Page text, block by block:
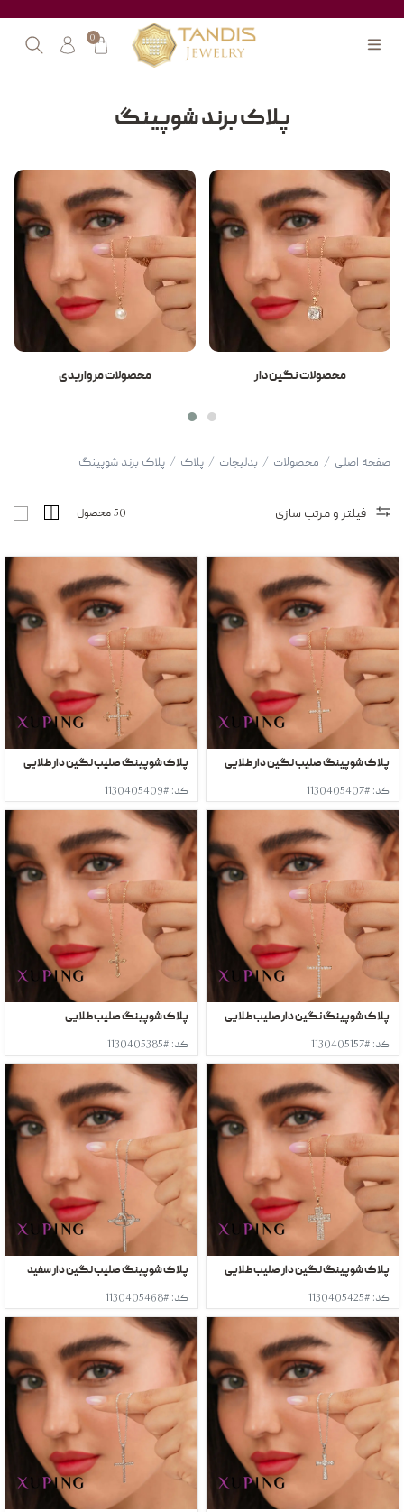
0
پلاک برند شوپینگ
محصولات نگین دار محصولات مرواریدی
صفحه اصلی / محصولات / بدلیجات / پلاک / پلاک برند شوپینگ
فیلتر و مرتب سازی 50 محصول
پلاک شوپینگ صلیب نگین دار طلایی
کد: #1130405407
پلاک شوپینگ صلیب نگین دار طلایی
کد: #1130405409
پلاک شوپینگ نگین دار صلیب طلایی
کد: #1130405157
پلاک شوپینگ صلیب طلایی
کد: #1130405385
پلاک شوپینگ نگین دار صلیب طلایی
کد: #1130405425
پلاک شوپینگ صلیب نگین دار سفید
کد: #1130405468